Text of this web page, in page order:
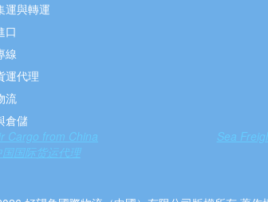
運與轉運
口
線
運代理
流
倉儲
Cargo from China Sea
国国际货运代理